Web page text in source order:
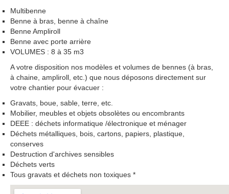
Multibenne
Benne à bras, benne à chaîne
Benne Ampliroll
Benne avec porte arrière
VOLUMES : 8 à 35 m3
A votre disposition nos modèles et volumes de bennes (à bras,
à chaine, ampliroll, etc.) que nous déposons directement sur
votre chantier pour évacuer :
Gravats, boue, sable, terre, etc.
Mobilier, meubles et objets obsolètes ou encombrants
DEEE : déchets informatique /électronique et ménager
Déchets métalliques, bois, cartons, papiers, plastique,
conserves
Destruction d'archives sensibles
Déchets verts
Tous gravats et déchets non toxiques *